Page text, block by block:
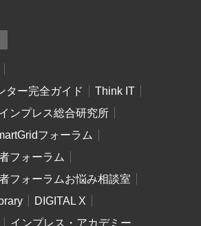
ター完全ガイド
Think IT
インプレス総合研究所
フォーラム
フォーラム
フォーラムお悩み相談室
DIGITAL X
インプレス・アカデミー